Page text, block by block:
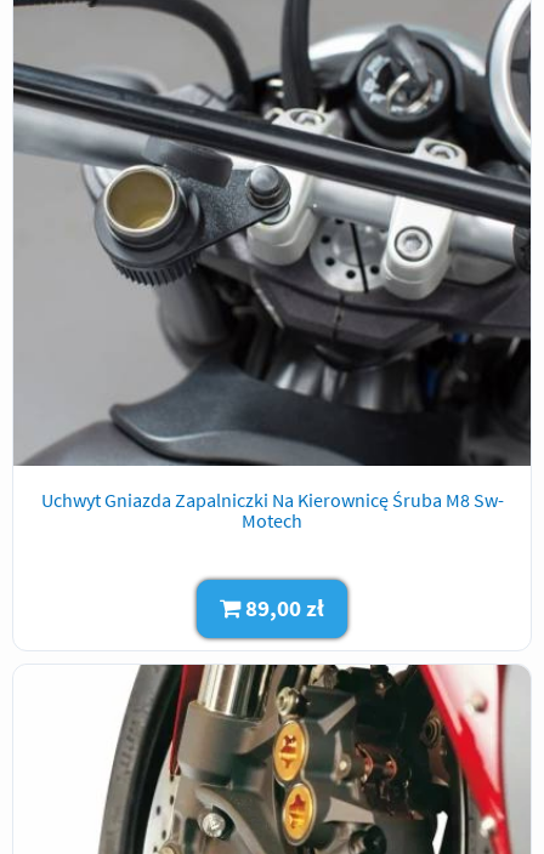
Uchwyt Gniazda Zapalniczki Na Kierownicę Śruba M8 Sw-
Motech
89,00 zł